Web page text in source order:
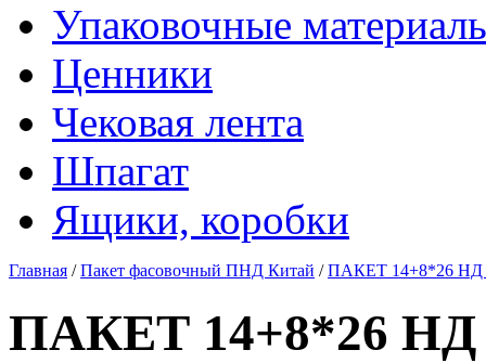
Упаковочные
Ценники
Чековая лента
Шпагат
Ящики, коробки
Главная /Пакет фасовочный ПНД Китай /ПАКЕТ 14+8*26 НД
ПАКЕТ 14+8*26 НД